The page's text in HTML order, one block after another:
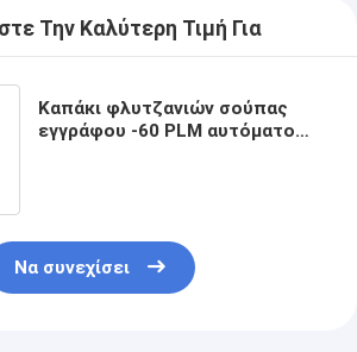
Την Καλύτερη Τιμή Για
Καπάκι φλυτζανιών σούπας
εγγράφου -60 PLM αυτόματο
Να συνεχίσει